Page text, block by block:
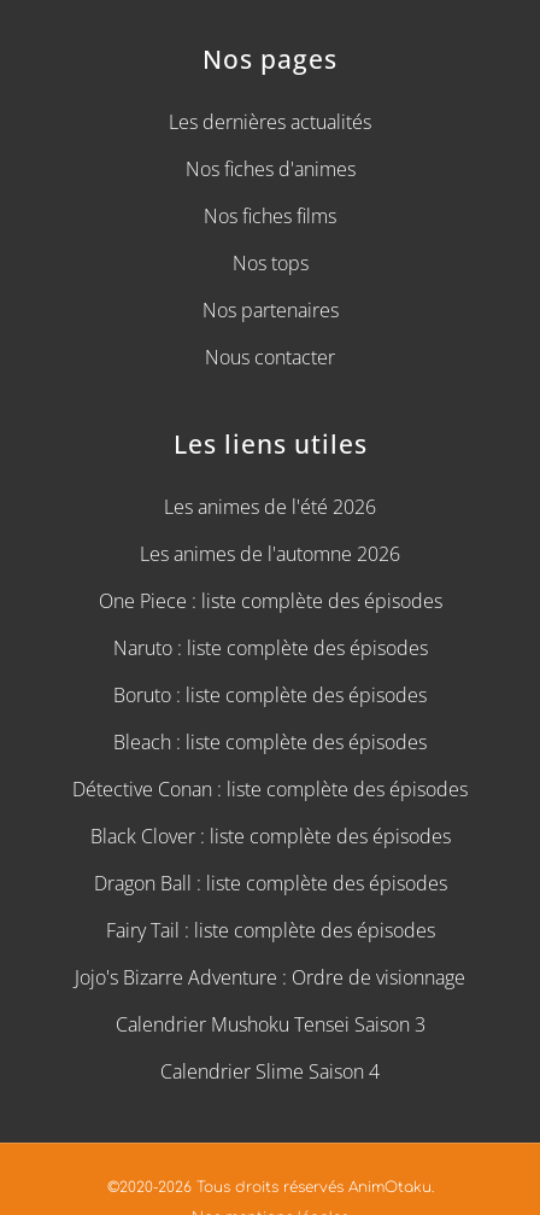
Nos pages
Les dernières actualités
Nos fiches d'animes
Nos fiches films
Nos tops
Nos partenaires
Nous contacter
Les liens utiles
Les animes de l'été 2026
Les animes de l'automne 2026
One Piece : liste complète des épisodes
Naruto : liste complète des épisodes
Boruto : liste complète des épisodes
Bleach : liste complète des épisodes
Détective Conan : liste complète des épisodes
Black Clover : liste complète des épisodes
Dragon Ball : liste complète des épisodes
Fairy Tail : liste complète des épisodes
Jojo's Bizarre Adventure : Ordre de visionnage
Calendrier Mushoku Tensei Saison 3
Calendrier Slime Saison 4
©2020-2026 Tous droits réservés AnimOtaku.